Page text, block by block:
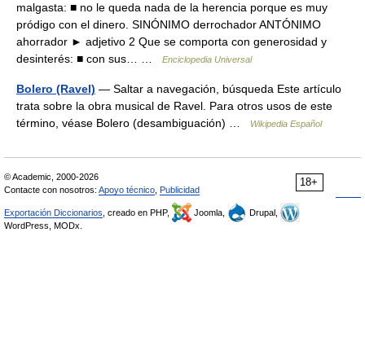
malgasta: ■ no le queda nada de la herencia porque es muy
pródigo con el dinero. SINÓNIMO derrochador ANTÓNIMO
ahorrador ► adjetivo 2 Que se comporta con generosidad y
desinterés: ■ con sus… …
Enciclopedia Universal
Bolero (Ravel) — Saltar a navegación, búsqueda Este artículo
trata sobre la obra musical de Ravel. Para otros usos de este
término, véase Bolero (desambiguación) …
Wikipedia Español
18+
© Academic, 2000-2026
Contacte con nosotros: Apoyo técnico Publicidad
Exportación Diccionarios , creado en PHP, Joomla,
Drupal,
WordPress, MODx.